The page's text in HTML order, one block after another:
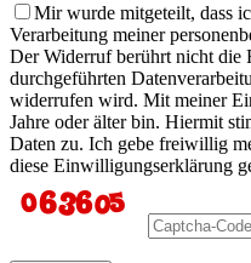
Mir wurde mitgeteilt, dass
Verarbeitung meiner
Der Widerruf berührt nicht die
durchgeführten
widerrufen wird. Mit meiner
Jahre oder älter bin. Hiermit
Daten zu. Ich gebe freiwillig
diese Einwilligungserklärung